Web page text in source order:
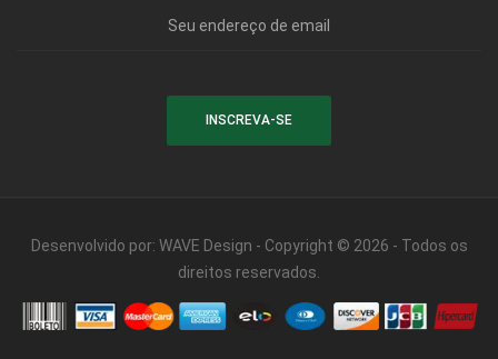
Desenvolvido por: WAVE Design - Copyright © 2026 - Todos os
direitos reservados.